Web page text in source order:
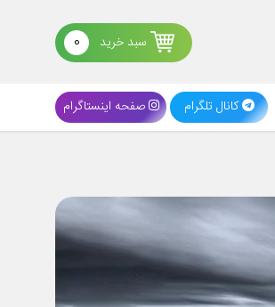
سبد خرید 0
کانال تلگرام صفحه اینستاگرام